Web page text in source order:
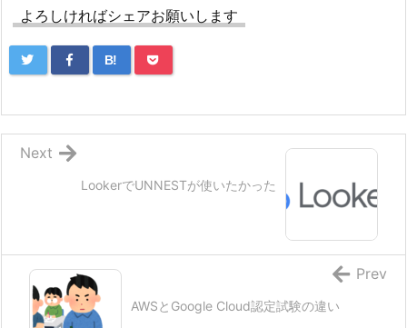
よろしければシェアお願いします
B!
LookerでUNNESTが使いたかった
Next
AWSとGoogle Cloud認定試験の違い
Prev